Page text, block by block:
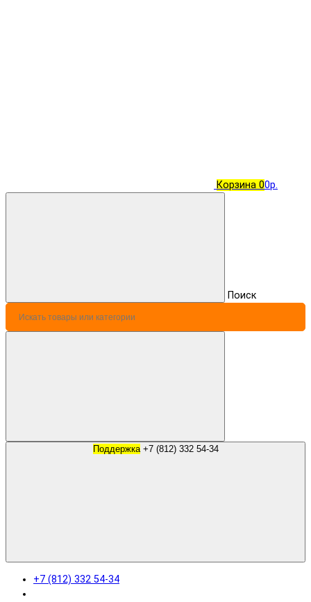
Корзина 00р.
Поиск
Поддержка +7 (812) 332 54-34
+7 (812) 332 54-34